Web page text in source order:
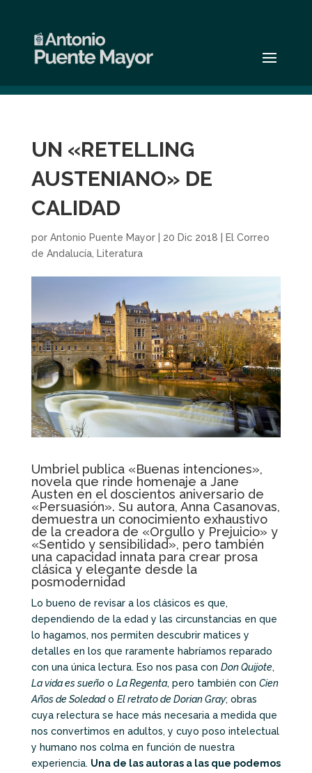
UN «RETELLING
AUSTENIANO» DE
CALIDAD
por Antonio Puente Mayor| 20 Dic 2018
El Correo
de Andalucía, Literatura
Umbriel publica «Buenas intenciones»,
novela que rinde homenaje a Jane
Austen en el doscientos aniversario de
«Persuasión». Su autora, Anna Casanovas,
demuestra un conocimiento exhaustivo
de la creadora de «Orgullo y Prejuicio» y
«Sentido y sensibilidad», pero también
una capacidad innata para crear prosa
clásica y elegante desde la
posmodernidad
Lo bueno de revisar a los clásicos es que,
dependiendo de la edad y las circunstancias en que
lo hagamos, nos permiten descubrir matices y
detalles en los que raramente habríamos reparado
con una única lectura. Eso nos pasa con Don Quijote,
La vida es sueñoo La Regenta, pero también con Cien
Años de Soledado El retrato de Dorian Gray; obras
cuya relectura se hace más necesaria a medida que
nos convertimos en adultos, y cuyo poso intelectual
y humano nos colma en función de nuestra
experiencia. Una de las autoras a las que podemos